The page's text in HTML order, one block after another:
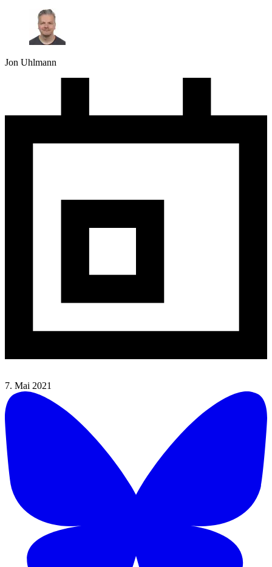
Jon Uhlmann
7. Mai 2021